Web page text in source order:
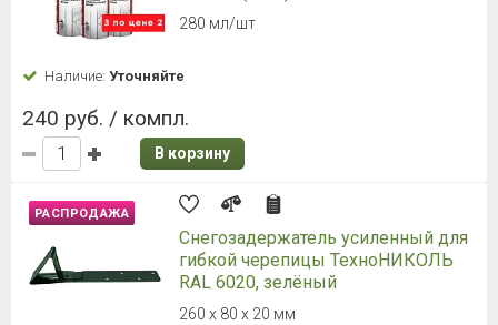
280 мл/шт
Наличие: Уточняйте
240 руб. / компл.
В корзину
РАСПРОДАЖА
Снегозадержатель усиленный для
гибкой черепицы ТехноНИКОЛЬ
RAL 6020, зелёный
260 х 80 х 20 мм